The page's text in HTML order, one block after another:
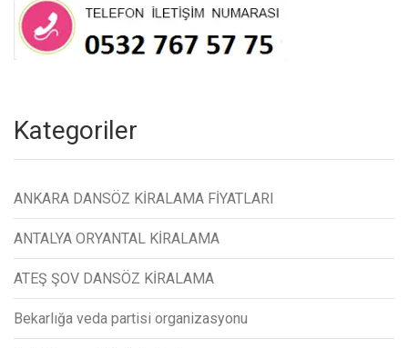
Kategoriler
ANKARA DANSÖZ KİRALAMA FİYATLARI
ANTALYA ORYANTAL KİRALAMA
ATEŞ ŞOV DANSÖZ KİRALAMA
Bekarlığa veda partisi organizasyonu